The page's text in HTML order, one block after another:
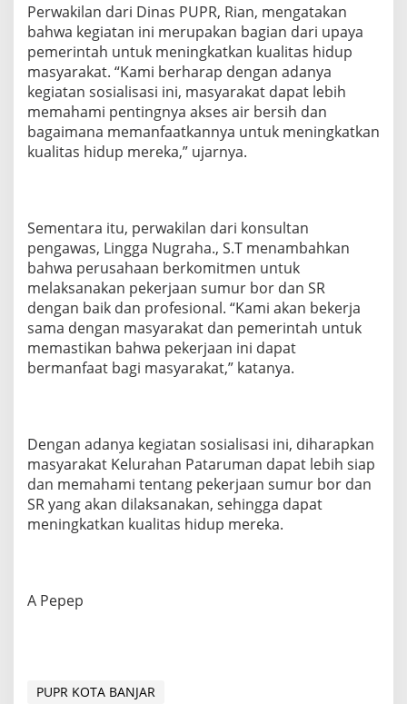
Perwakilan dari Dinas PUPR, Rian, mengatakan
bahwa kegiatan ini merupakan bagian dari upaya
pemerintah untuk meningkatkan kualitas hidup
masyarakat. “Kami berharap dengan adanya
kegiatan sosialisasi ini, masyarakat dapat lebih
memahami pentingnya akses air bersih dan
bagaimana memanfaatkannya untuk meningkatkan
kualitas hidup mereka,” ujarnya.
Sementara itu, perwakilan dari konsultan
pengawas, Lingga Nugraha., S.T menambahkan
bahwa perusahaan berkomitmen untuk
melaksanakan pekerjaan sumur bor dan SR
dengan baik dan profesional. “Kami akan bekerja
sama dengan masyarakat dan pemerintah untuk
memastikan bahwa pekerjaan ini dapat
bermanfaat bagi masyarakat,” katanya.
Dengan adanya kegiatan sosialisasi ini, diharapkan
masyarakat Kelurahan Pataruman dapat lebih siap
dan memahami tentang pekerjaan sumur bor dan
SR yang akan dilaksanakan, sehingga dapat
meningkatkan kualitas hidup mereka.
A Pepep
PUPR KOTA BANJAR